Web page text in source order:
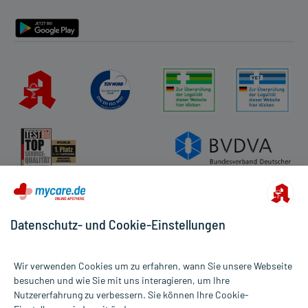
Alle Preise gelten inkl. MwSt., ggf. zzgl. Versandkosten
Datenschutz- und Cookie-Einstellungen
Wir verwenden Cookies um zu erfahren, wann Sie unsere Webseite
besuchen und wie Sie mit uns interagieren, um Ihre
Nutzererfahrung zu verbessern. Sie können Ihre Cookie-